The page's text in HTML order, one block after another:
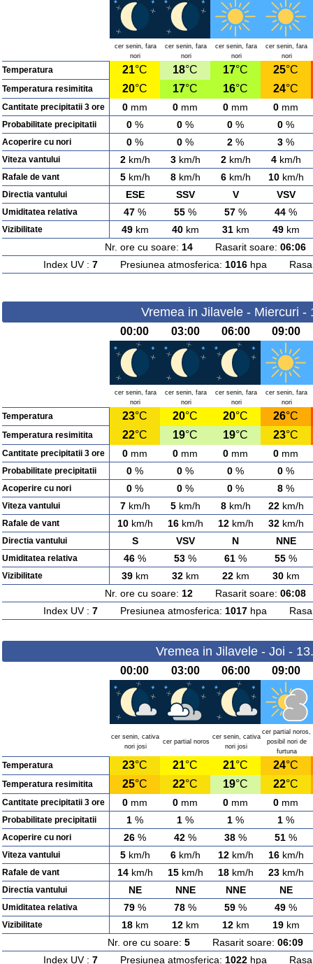
cer senin, fara
nori
cer senin, fara
nori
cer senin, fara
nori
cer senin, fara
nori
Temperatura 21°C 18°C 17°C 25°C
Temperatura resimitita 20°C 17°C 16°C 24°C
Cantitate precipitatii 3 ore 0 mm 0 mm 0 mm 0 mm
Probabilitate precipitatii 0 % 0 % 0 % 0 %
Acoperire cu nori 0 % 0 % 2 % 3 %
Viteza vantului 2km/h 3km/h 2km/h 4km/h
Rafale de vant 5km/h 8km/h 6km/h 10km/h
Directia vantului ESE SSV V VSV
Umiditatea relativa 47 % 55 % 57 % 44 %
Vizibilitate 49km 40km 31km 49km
Nr. ore cu soare: 14Rasarit soare: 06:06
Index UV : 7Presiunea atmosferica: 1016hpa
Vremea in Jilavele - Miercuri -
00:00 03:00 06:00 09:00
cer senin, fara
nori
cer senin, fara
nori
cer senin, fara
nori
cer senin, fara
nori
Temperatura 23°C 20°C 20°C 26°C
Temperatura resimitita 22°C 19°C 19°C 23°C
Cantitate precipitatii 3 ore 0 mm 0 mm 0 mm 0 mm
Probabilitate precipitatii 0 % 0 % 0 % 0 %
Acoperire cu nori 0 % 0 % 0 % 8 %
Viteza vantului 7km/h 5km/h 8km/h 22km/h
Rafale de vant 10km/h 16km/h 12km/h 32km/h
Directia vantului S VSV N NNE
Umiditatea relativa 46 % 53 % 61 % 55 %
Vizibilitate 39km 32km 22km 30km
Nr. ore cu soare: 12Rasarit soare: 06:08
Index UV : 7Presiunea atmosferica: 1017hpa
Vremea in Jilavele - Joi -
00:00 03:00 06:00 09:00
cer senin, cativa
nori josi
cer partial noros
cer senin, cativa
nori josi
cer partial noros,
posibil nori de
furtuna
Temperatura 23°C 21°C 21°C 24°C
Temperatura resimitita 25°C 22°C 19°C 22°C
Cantitate precipitatii 3 ore 0 mm 0 mm 0 mm 0 mm
Probabilitate precipitatii 1 % 1 % 1 % 1 %
Acoperire cu nori 26 % 42 % 38 % 51 %
Viteza vantului 5km/h 6km/h 12km/h 16km/h
Rafale de vant 14km/h 15km/h 18km/h 23km/h
Directia vantului NE NNE NNE NE
Umiditatea relativa 79 % 78 % 59 % 49 %
Vizibilitate 18km 12km 12km 19km
Nr. ore cu soare: 5Rasarit soare: 06:09
Index UV : 7Presiunea atmosferica: 1022hpa